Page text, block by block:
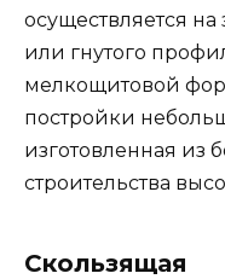
осуществляется на
или гнутого
мелкощитовой
постройки
изготовленная из
строительства
Скользящая